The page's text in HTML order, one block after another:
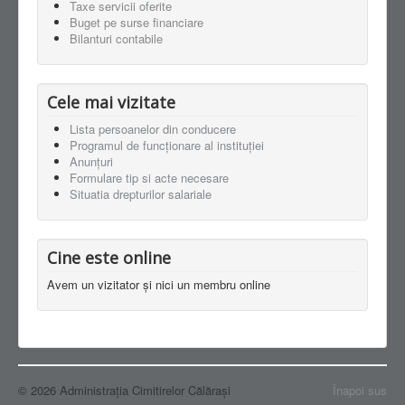
Taxe servicii oferite
Buget pe surse financiare
Bilanturi contabile
Cele mai vizitate
Lista persoanelor din conducere
Programul de funcționare al instituției
Anunţuri
Formulare tip si acte necesare
Situatia drepturilor salariale
Cine este online
Avem un vizitator și nici un membru online
Înapoi sus
© 2026 Administraţia Cimitirelor Călărași